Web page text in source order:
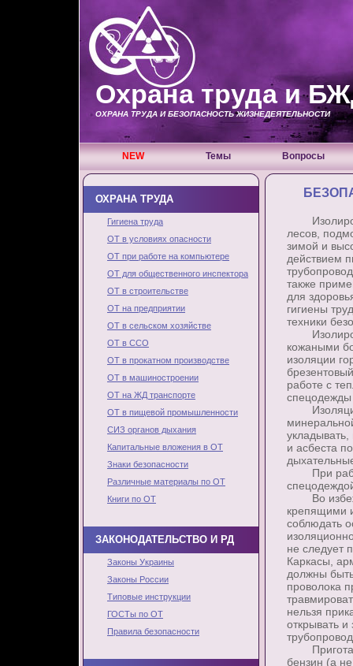
Охрана труда и
ОХРАНА ТРУДА И БЕЗОПАСНОСТЬ ЖИЗНЕДЕЯТЕЛЬНОСТИ
NEW Темы Вопросы
лесов,
зимой и
действием
также
для
гигиены
техники
кожаными
изоляции
работе с
спецодежды
и асбеста
При
Во
крепящими
соблюдать
не следует
Каркасы,
должны
проволока
нельзя
открывать
бензин (а
ОХРАНА ТРУДА
Гигиена труда
ОТ в условиях опасности
ОТ при работе на компьютере
ОТ для общественного инспектора
ОТ в строительстве
ОТ на предприятии
ОТ в сельском хозяйстве
ОТ в ССО
ОТ в прокатном производстве
ОТ в машиностроении
ОТ на ЖД транспорте
ОТ в пищевой промышленности
СИЗ органов дыхания
Капитальные вложения в ОТ
Знаки безопасности
Различные материалы по ОТ
Книги по ОТ
ЗАКОНОДАТЕЛЬСТВО И РД
Законы Украины
Законы России
Типовые инструкции
ГОСТы по ОТ
Правила безопасности